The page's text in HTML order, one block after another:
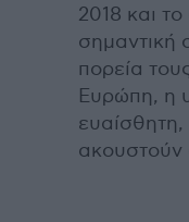
2018 και
σημαντική
πορεία
Ευρώπη, η
ευαίσθητη,
ακουστούν